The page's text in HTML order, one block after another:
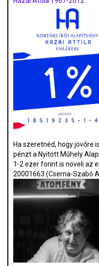
Ha szeretnéd, hogy jövőre
pénzt a Nyitott Műhely
1-2 ezer forint is növeli az
20001663 (Cserna-Szabó